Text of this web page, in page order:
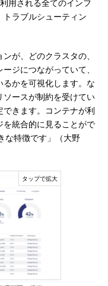
用される全てのインフ
トラブルシューティン
が、どのクラスタの、
ジにつながっていて、
るかを可視化します。な
ースが制約を受けてい
きます。コンテナが利
を統合的に見ることがで
な特徴です」（大野